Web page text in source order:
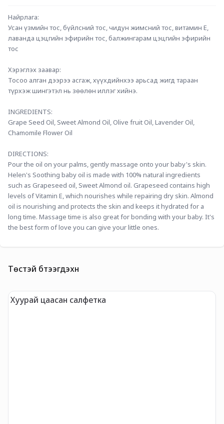
Найрлага:
Усан үзмийн тос, бүйлсний тос, чидун жимсний тос, витамин Е,
лаванда цэцгийн эфирийн тос, балжингарам цэцгийн эфирийн
тос
Хэрэглэх заавар:
Тосоо алган дээрээ асгаж, хүүхдийнхээ арьсад жигд тараан
түрхэж шингэтэл нь зөөлөн иллэг хийнэ.
INGREDIENTS:
Grape Seed Oil, Sweet Almond Oil, Olive fruit Oil, Lavender Oil,
Chamomile Flower Oil
DIRECTIONS:
Pour the oil on your palms, gently massage onto your baby's skin.
Helen's Soothing baby oil is made with 100% natural ingredients
such as Grapeseed oil, Sweet Almond oil. Grapeseed contains high
levels of Vitamin E, which nourishes while repairing dry skin. Almond
oil is nourishing and protects the skin and keeps it hydrated for a
long time. Massage time is also great for bonding with your baby. It's
the best form of love you can give your little ones.
Төстэй бүтээгдэхүүн
Хуурай цаасан салфетка